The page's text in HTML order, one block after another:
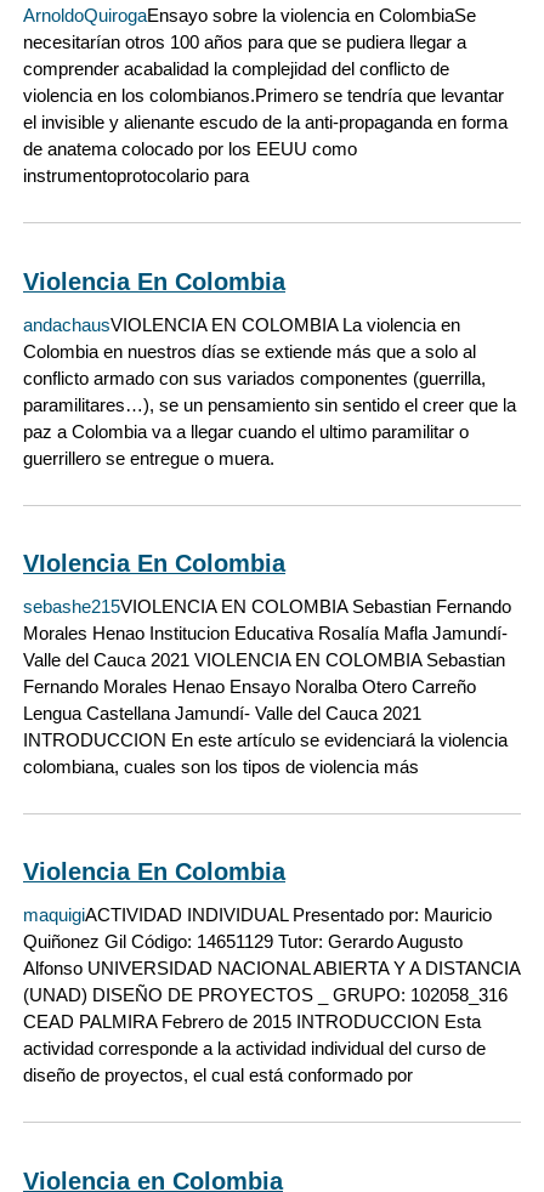
ArnoldoQuirogaEnsayo sobre la violencia en ColombiaSe
necesitarían otros 100 años para que se pudiera llegar a
comprender acabalidad la complejidad del conflicto de
violencia en los colombianos.Primero se tendría que levantar
el invisible y alienante escudo de la anti-propaganda en forma
de anatema colocado por los EEUU como
instrumentoprotocolario para
Violencia En Colombia
andachausVIOLENCIA EN COLOMBIA La violencia en
Colombia en nuestros días se extiende más que a solo al
conflicto armado con sus variados componentes (guerrilla,
paramilitares…), se un pensamiento sin sentido el creer que la
paz a Colombia va a llegar cuando el ultimo paramilitar o
guerrillero se entregue o muera.
VIolencia En Colombia
sebashe215VIOLENCIA EN COLOMBIA Sebastian Fernando
Morales Henao Institucion Educativa Rosalía Mafla Jamundí-
Valle del Cauca 2021 VIOLENCIA EN COLOMBIA Sebastian
Fernando Morales Henao Ensayo Noralba Otero Carreño
Lengua Castellana Jamundí- Valle del Cauca 2021
INTRODUCCION En este artículo se evidenciará la violencia
colombiana, cuales son los tipos de violencia más
Violencia En Colombia
maquigiACTIVIDAD INDIVIDUAL Presentado por: Mauricio
Quiñonez Gil Código: 14651129 Tutor: Gerardo Augusto
Alfonso UNIVERSIDAD NACIONAL ABIERTA Y A DISTANCIA
(UNAD) DISEÑO DE PROYECTOS _ GRUPO: 102058_316
CEAD PALMIRA Febrero de 2015 INTRODUCCION Esta
actividad corresponde a la actividad individual del curso de
diseño de proyectos, el cual está conformado por
Violencia en Colombia